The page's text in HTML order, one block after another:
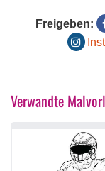
Freigeben:
Verwandte